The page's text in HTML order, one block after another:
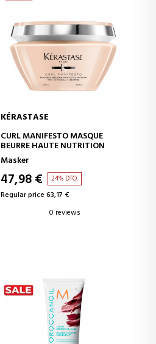
ADD TO CART
KÉRASTASE
CURL MANIFESTO MASQUE
BEURRE HAUTE NUTRITION
Masker
47,98 € 24% DTO.
Regular price 63,17 €
0 reviews